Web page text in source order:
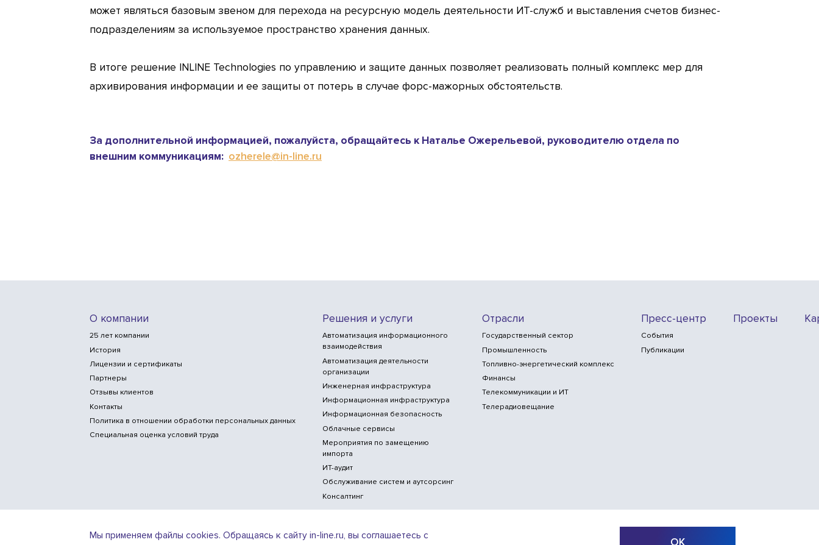
может являться базовым звеном для перехода на ресурсную модель деятельности ИТ-служб и выставления счетов бизнес-
подразделениям за используемое пространство хранения данных.
В итоге решение INLINE Technologies по управлению и защите данных позволяет реализовать полный комплекс мер для
архивирования информации и ее защиты от потерь в случае форс-мажорных обстоятельств.
За дополнительной информацией, пожалуйста, обращайтесь к Наталье Ожерельевой, руководителю отдела по
внешним коммуникациям: ozherele@in-line.ru
О компании
25 лет компании
История
Лицензии и сертификаты
Партнеры
Отзывы клиентов
Контакты
Политика в отношении обработки персональных данных
Специальная оценка условий труда
Решения и услуги
Автоматизация информационного
взаимодействия
Автоматизация деятельности
организации
Инженерная инфраструктура
Информационная инфраструктура
Информационная безопасность
Облачные сервисы
Мероприятия по замещению
импорта
ИТ-аудит
Обслуживание систем и аутсорсинг
Консалтинг
Отрасли
Государственный сектор
Промышленность
Топливно-энергетический комплекс
Финансы
Телекоммуникации и ИТ
Телерадиовещание
Пресс-центр
События
Публикации
Проекты
Мы применяем файлы cookies. Обращаясь к сайту in-line.ru, вы соглашаетесь с
ОК